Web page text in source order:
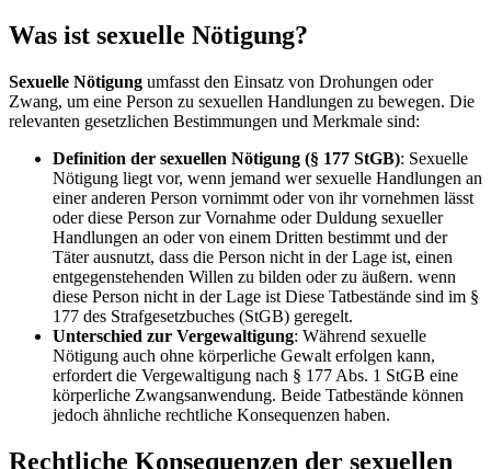
Was ist sexuelle Nötigung?
Sexuelle Nötigung umfasst den Einsatz von Drohungen oder
Zwang, um eine Person zu sexuellen Handlungen zu bewegen. Die
relevanten gesetzlichen Bestimmungen und Merkmale sind:
Definition der sexuellen Nötigung (§ 177 StGB): Sexuelle
Nötigung liegt vor, wenn jemand wer sexuelle Handlungen an
einer anderen Person vornimmt oder von ihr vornehmen lässt
oder diese Person zur Vornahme oder Duldung sexueller
Handlungen an oder von einem Dritten bestimmt und der
Täter ausnutzt, dass die Person nicht in der Lage ist, einen
entgegenstehenden Willen zu bilden oder zu äußern. wenn
diese Person nicht in der Lage ist Diese Tatbestände sind im §
177 des Strafgesetzbuches (StGB) geregelt.
Unterschied zur Vergewaltigung: Während sexuelle
Nötigung auch ohne körperliche Gewalt erfolgen kann,
erfordert die Vergewaltigung nach § 177 Abs. 1 StGB eine
körperliche Zwangsanwendung. Beide Tatbestände können
jedoch ähnliche rechtliche Konsequenzen haben.
Rechtliche Konsequenzen der sexuellen